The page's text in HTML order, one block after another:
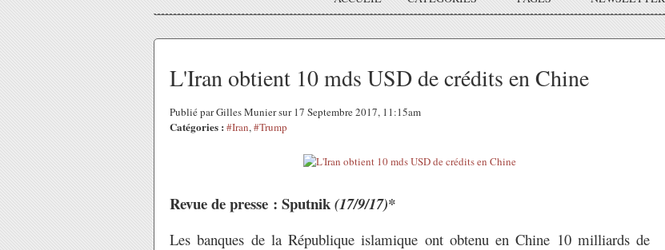
L'Iran obtient 10 mds USD de crédits en Chine
Publié par Gilles Munier sur 17 Septembre 2017, 11:15am
Catégories : #Iran,#Trump
Revue de presse : Sputnik(17/9/17)*
Les banques de la République islamique ont obtenu en Chine 10 milliards de